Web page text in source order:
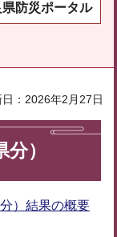
防災ポータル
日：2026年2月27日
）
）結果の概要